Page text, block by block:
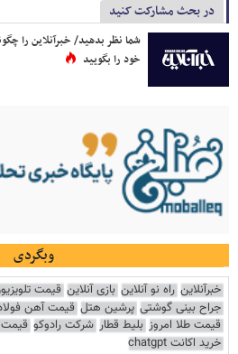
در بحث مشارکت کنید
شما نظر بدهید/ خبرآنلاین را
خود را بگویید
وبگردی
خبرآنلاین راه نو آنلاین بازی آنلاین قیمت
جراح بینی گوشتی پرشین هتل قیمت آهن فولاد
قیمت طلا امروز بلیط قطار شرکت رادوکو قیمت
خرید اکانت chatgpt